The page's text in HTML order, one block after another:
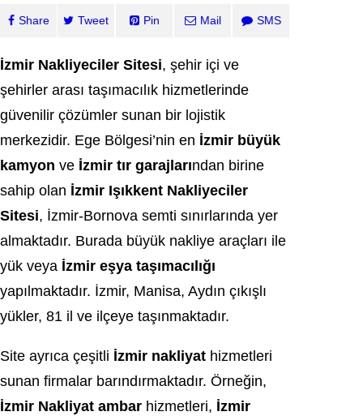
Share Tweet Pin Mail SMS
İzmir Nakliyeciler Sitesi, şehir içi ve
şehirler arası taşımacılık hizmetlerinde
güvenilir çözümler sunan bir lojistik
merkezidir. Ege Bölgesi’nin en İzmir büyük
kamyon ve İzmir tır garajlarından birine
sahip olan İzmir Işıkkent Nakliyeciler
Sitesi, İzmir-Bornova semti sınırlarında yer
almaktadır. Burada büyük nakliye araçları ile
yük veya İzmir eşya taşımacılığı
yapılmaktadır. İzmir, Manisa, Aydın çıkışlı
yükler, 81 il ve ilçeye taşınmaktadır.
Site ayrıca çeşitli İzmir nakliyat hizmetleri
sunan firmalar barındırmaktadır. Örneğin,
İzmir Nakliyat ambar hizmetleri, İzmir